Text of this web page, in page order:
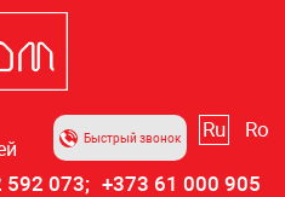
Быстрый звонок Ru Ro
592 073; +373 61 000 905